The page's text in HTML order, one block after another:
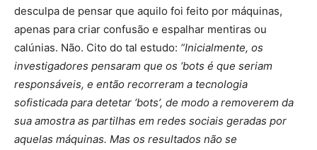
desculpa de pensar que aquilo foi feito por máquinas,
apenas para criar confusão e espalhar mentiras ou
calúnias. Não. Cito do tal estudo: “Inicialmente, os
investigadores pensaram que os ‘bots é que seriam
responsáveis, e então recorreram a tecnologia
sofisticada para detetar ‘bots’, de modo a removerem da
sua amostra as partilhas em redes sociais geradas por
aquelas máquinas. Mas os resultados não se